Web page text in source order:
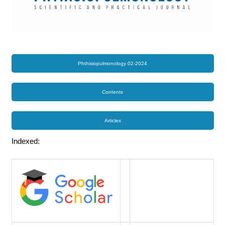
Phthisiopulmonology 02-2024
Contents
Articles
Indexed: